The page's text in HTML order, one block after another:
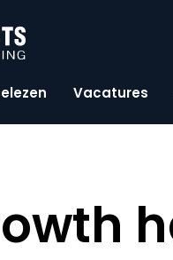
Vacatures